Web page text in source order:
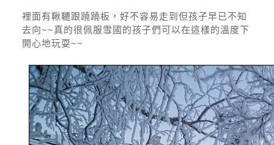
裡面有鞦韆跟蹺蹺板，好不容易走到但孩子早已不知
去向~~真的很佩服雪國的孩子們可以在這樣的溫度下
開心地玩耍~~